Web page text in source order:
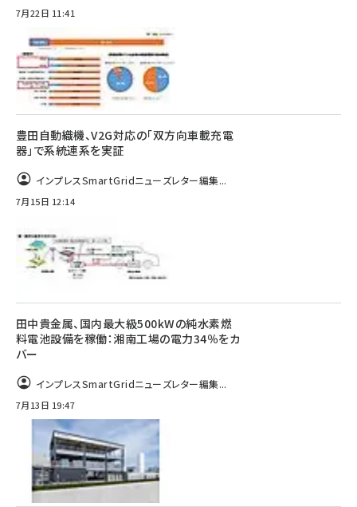
7月22日 11:41
豊田自動織機、V2G対応の「双方向車載充電
器」で系統連系を実証
インプレスSmartGridニューズレター編集...
7月15日 12:14
田中貴金属、国内最大級500kWの純水素燃
料電池設備を稼働：湘南工場の電力34％をカ
バー
インプレスSmartGridニューズレター編集...
7月13日 19:47